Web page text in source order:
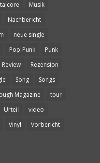
Musik
Nachbericht
neue single
Pop-Punk
Punk
Review
Rezension
Song
Songs
Magazine
tour
Urteil
video
Vinyl Vorbericht